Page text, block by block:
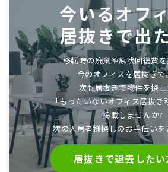
今いるオフ
居抜きで出
移転時の廃棄や原状回復費
今のオフィスを居抜きで
次も居抜きで物件を探
「もったいないオフィス居抜き
掲載しませんか?
次の入居者様探しのお手伝いを
居抜きで退去した